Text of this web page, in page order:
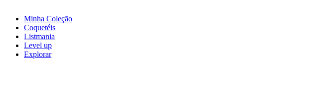
Minha Coleção
Coquetéis
Listmania
Level up
Explorar